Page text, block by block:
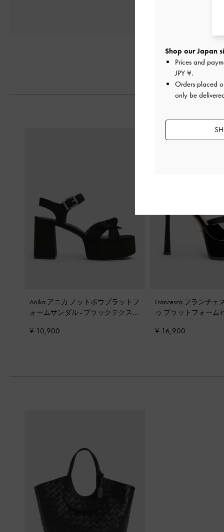
Anika アニカ ノットボウプラットフ
ォームサンダル - ブラックテクスチ
¥ 10,900
Francesca フランチェ
ゥ プラットフォーム
¥ 16,900
Shop our Japan
Prices and
JPY ¥.
Orders placed
only be